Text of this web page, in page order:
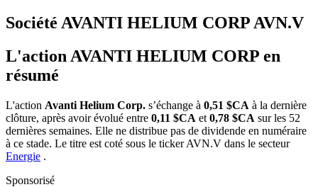
Société AVANTI HELIUM CORP AVN.V
L'action AVANTI HELIUM CORP en
résumé
L'action Avanti Helium Corp. s’échange à 0,51 $CA à la dernière
clôture, après avoir évolué entre 0,11 $CA et 0,78 $CA sur les 52
dernières semaines. Elle ne distribue pas de dividende en numéraire
à ce stade. Le titre est coté sous le tickerAVN.V dans le secteur
Energie .
Sponsorisé